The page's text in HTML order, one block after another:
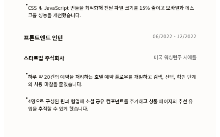
•CSS 및 JavaScript 번들을 최적화해 전달 파일 크기를 15% 줄이고 모바일과 데스
크톱 성능을 개선했습니다.
프론트엔드 인턴 06/2022 - 12/2022
스타트업 주식회사 미국 워싱턴주 시애틀
•하루 약 20건의 예약을 처리하는 호텔 예약 플로우를 개발하고 검색, 선택, 확인 단계
의 사용 마찰을 줄였습니다.
•4명으로 구성된 팀과 협업해 소셜 공유 컴포넌트를 추가하고 상품 페이지의 추천 유
입을 추적할 수 있게 했습니다.